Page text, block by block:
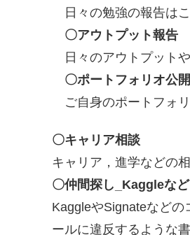
日々の勉強の報告はこ
〇アウトプット報告
日々のアウトプット
〇ポートフォリオ公開
ご自身のポートフォ
〇キャリア相談
キャリア，進学などの
〇仲間探し_Kaggleなど
KaggleやSignateなど
ールに違反するような